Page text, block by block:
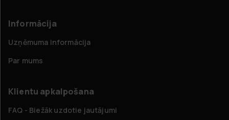
Informācija
Uzņēmuma informācija
Par mums
Klientu apkalpošana
FAQ - Biežāk uzdotie jautājumi